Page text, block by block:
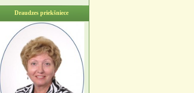
Draudzes priekšniece